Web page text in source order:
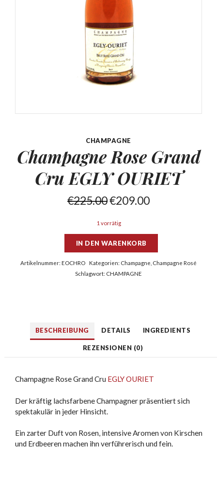
CHAMPAGNE
Champagne Rose Grand
Cru EGLY OURIET
€225.00€209.00
1 vorrätig
IN DEN WARENKORB
Artikelnummer:EOCHRO Kategorien: Champagne Champagne Rosé
Schlagwort: CHAMPAGNE
BESCHREIBUNG DETAILS INGREDIENTS
REZENSIONEN (0)
Champagne Rose Grand Cru EGLY OURIET
Der kräftig lachsfarbene Champagner präsentiert sich
spektakulär in jeder Hinsicht.
Ein zarter Duft von Rosen, intensive Aromen von Kirschen
und Erdbeeren machen ihn verführerisch und fein.